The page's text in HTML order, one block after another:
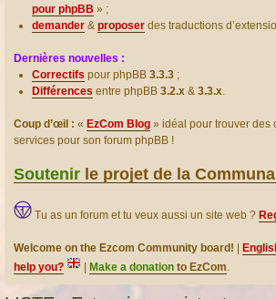
pour phpBB » ;
demander & proposer des traductions
Dernières nouvelles :
Correctifs pour phpBB 3.3.3 ;
Différences entre phpBB 3.2.x & 3.3.x.
Coup d’œil : « EzCom Blog » idéal pour trouver des
services pour son forum phpBB !
Soutenir le projet de la
Tu as un forum et tu veux aussi un site web ?
Welcome on the Ezcom Community board!
help you?
Make a donation to EzCom.